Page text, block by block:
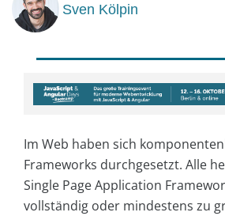
Sven Kölpin
Im Web haben sich
Frameworks durchgesetzt. Alle
Single Page Application
vollständig oder mindestens zu